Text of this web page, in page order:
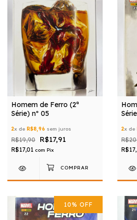
Homem de Ferro (2ª
Série) nº 05
2x de R$8,96 sem juros
R$19,90 R$17,91
R$17,01 com Pix
2x de
10% OFF